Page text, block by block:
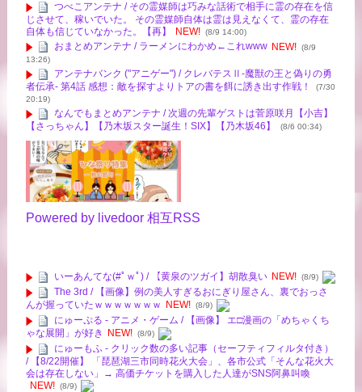
つべこアンテナ / その霊媒師は巧みな話術で相手に霊の存在を信
じさせて、稼いでいた。 その霊媒師自体は霊は見えなくて、霊の存在
自体も信じていなかった。【再】
NEW! (8/9 14:00)
おまとめアンテナ / ラーメンにわかめ←これwww NEW! (8/9
13:26)
アンテナバンク ("アニゲー") / クレバテスⅡ-魔獣の王と偽りの勇
者伝承- 第4話 感想：敵を探すよりトアの書を餌に誘き出す作戦！
(7/30
20:19)
なんでもまとめアンテナ / 次週の先輩ゲストは菅原咲月【小吉】
【さっちゃん】【乃木坂スター誕生！SIX】【乃木坂46】
(8/6 00:34)
Powered by livedoor 相互RSS
いーあんてな(#ﾟｗﾟ) / 【黄泉のツガイ】胡散臭い NEW! (8/9)
The 3rd / 【画像】例の美人すぎるおにぎり屋さん、裏でおっさ
んが握っていたｗｗｗｗｗｗｗ NEW! (8/9)
にゅーぷる - アニメ・ゲーム / 【画像】 エ□漫画の「めちゃくち
ゃな展開」が好き NEW! (8/9)
にゅーもふ - クリック数の多い記事（セーフティフィルタ付き）
/ 【8/22開催】 「琵琶湖三市同時花火大会」、各市公式「そんな花火大
会は存在しない」→ 高価チケットを購入した人達がSNS阿鼻叫喚
NEW! (8/9)